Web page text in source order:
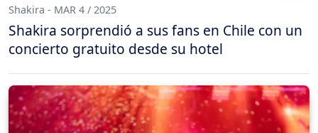
Shakira - MAR 4 / 2025
Shakira sorprendió a sus fans en Chile con un
concierto gratuito desde su hotel